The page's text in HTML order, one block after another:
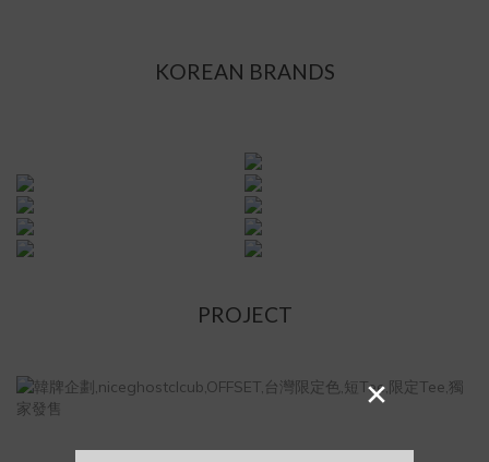
KOREAN BRANDS
PROJECT